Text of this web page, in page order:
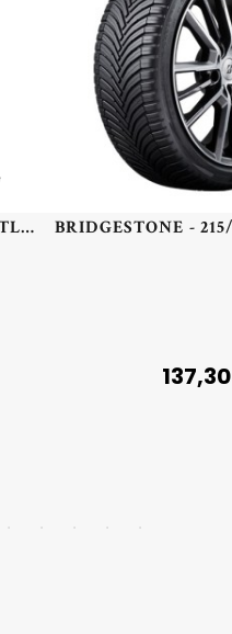
VREDESTEIN - 205/45 WR16 TL 87W VR ULTRAC+ XL - 2054516 - CAB
137,30